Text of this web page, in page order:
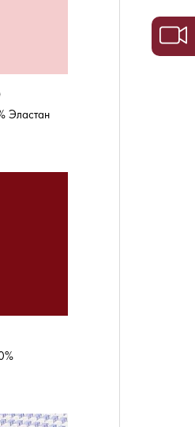
Эластан